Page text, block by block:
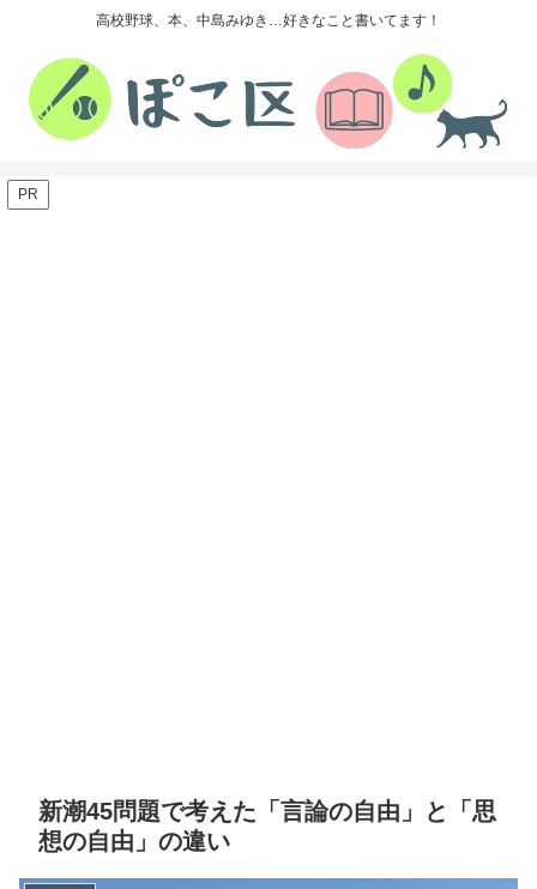
高校野球、本、中島みゆき…好きなこと書いてます！
PR
新潮45問題で考えた「言論の自由」と「思
想の自由」の違い